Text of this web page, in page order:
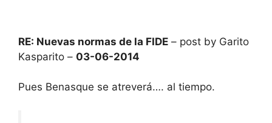
RE: Nuevas normas de la FIDE – post by Garito
Kasparito – 03-06-2014
Pues Benasque se atreverá…. al tiempo.